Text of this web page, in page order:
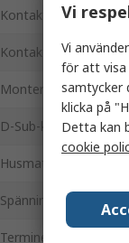
Kontaktdon hane/
Kontaktdon typ D
Monteringsutrustning
D-Sub-kåpstorlek
Husmaterial
Spänning
Termineringstyp
Vi
Vi
för att visa
samtycker
klicka på
Detta kan
cookie